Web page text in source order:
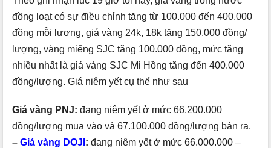
đồng loạt có sự điều chỉnh tăng từ 100.000 đến 400.000
đồng mỗi lượng, giá vàng 24k, 18k tăng 150.000 đồng/
lượng, vàng miếng SJC tăng 100.000 đồng, mức tăng
nhiều nhất là giá vàng SJC Mi Hồng tăng đến 400.000
đồng/lượng. Giá niêm yết cụ thể như sau
Giá vàng PNJ: đang niêm yết ở mức 66.200.000
đồng/lượng mua vào và 67.100.000 đồng/lượng bán ra.
– Giá vàng DOJI : đang niêm yết ở mức 66.000.000 –